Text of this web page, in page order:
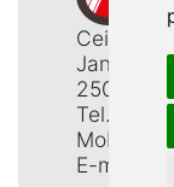
Ceiba, s.
Jana
250 01
Tel.:
Mobil:
E-mail: